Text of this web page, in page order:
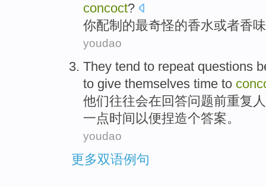
concoct?
你配制 的最奇怪的香水或者香味
youdao
They tend to repeat questions
to give themselves time to
他们往往会在回答问题前重复
一点时间 以便捏造个答案。
youdao
更多双语例句